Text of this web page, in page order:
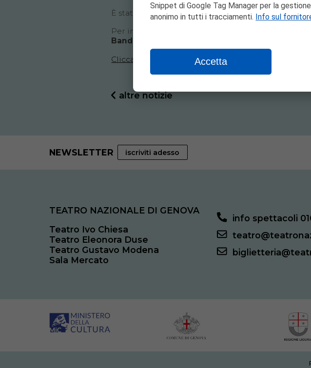
È stato pubblicato un avviso per la selezione di
Per informazioni consulta la sezione
Bandi di concorso
Clicca qui
per scaricare la documentazione
altre notizie
NEWSLETTER iscriviti adesso
TEATRO NAZIONALE DI GENOVA
Teatro Ivo Chiesa
Teatro Eleonora Duse
Teatro Gustavo Modena
Sala Mercato
info spettacoli
Snippet di Google Tag Manager per la
anonimo in tutti i tracciamenti. Info sul
Accetta